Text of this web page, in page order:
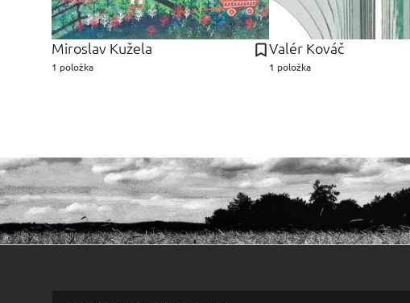
Miroslav Kužela
1 položka
Valér Kováč
1 položka